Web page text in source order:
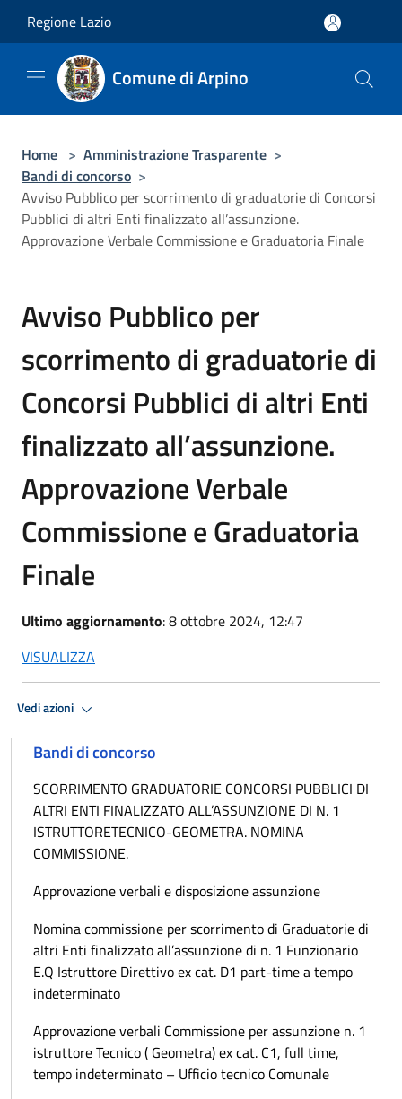
Regione Lazio
Comune di Arpino
Home > Amministrazione Trasparente >
Bandi di concorso >
Avviso Pubblico per scorrimento di graduatorie di Concorsi
Pubblici di altri Enti finalizzato all’assunzione.
Approvazione Verbale Commissione e Graduatoria Finale
Avviso Pubblico per
scorrimento di graduatorie di
Concorsi Pubblici di altri Enti
finalizzato all’assunzione.
Approvazione Verbale
Commissione e Graduatoria
Finale
Ultimo aggiornamento: 8 ottobre 2024, 12:47
VISUALIZZA
Vedi azioni
Bandi di concorso
SCORRIMENTO GRADUATORIE CONCORSI PUBBLICI DI
ALTRI ENTI FINALIZZATO ALL’ASSUNZIONE DI N. 1
ISTRUTTORETECNICO-GEOMETRA. NOMINA
COMMISSIONE.
Approvazione verbali e disposizione assunzione
Nomina commissione per scorrimento di Graduatorie di
altri Enti finalizzato all’assunzione di n. 1 Funzionario
E.Q Istruttore Direttivo ex cat. D1 part-time a tempo
indeterminato
Approvazione verbali Commissione per assunzione n. 1
istruttore Tecnico ( Geometra) ex cat. C1, full time,
tempo indeterminato – Ufficio tecnico Comunale